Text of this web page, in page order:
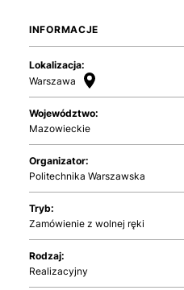
INFORMACJE
Lokalizacja:
Warszawa
Województwo:
Mazowieckie
Organizator:
Politechnika Warszawska
Tryb:
Zamówienie z wolnej ręki
Rodzaj:
Realizacyjny